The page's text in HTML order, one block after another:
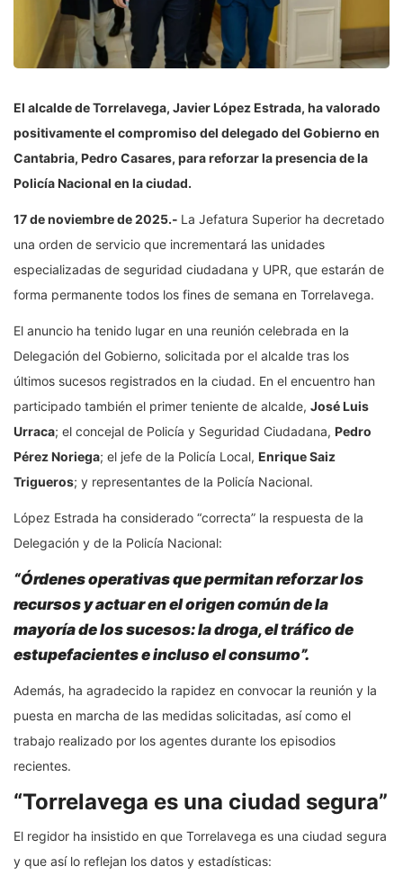
El alcalde de Torrelavega, Javier López Estrada, ha valorado
positivamente el compromiso del delegado del Gobierno en
Cantabria, Pedro Casares, para reforzar la presencia de la
Policía Nacional en la ciudad.
17 de noviembre de 2025.- La Jefatura Superior ha decretado
una orden de servicio que incrementará las unidades
especializadas de seguridad ciudadana y UPR, que estarán de
forma permanente todos los fines de semana en Torrelavega.
El anuncio ha tenido lugar en una reunión celebrada en la
Delegación del Gobierno, solicitada por el alcalde tras los
últimos sucesos registrados en la ciudad. En el encuentro han
participado también el primer teniente de alcalde, José Luis
Urraca; el concejal de Policía y Seguridad Ciudadana, Pedro
Pérez Noriega; el jefe de la Policía Local, Enrique Saiz
Trigueros; y representantes de la Policía Nacional.
López Estrada ha considerado “correcta” la respuesta de la
Delegación y de la Policía Nacional:
“Órdenes operativas que permitan reforzar los
recursos y actuar en el origen común de la
mayoría de los sucesos: la droga, el tráfico de
estupefacientes e incluso el consumo”.
Además, ha agradecido la rapidez en convocar la reunión y la
puesta en marcha de las medidas solicitadas, así como el
trabajo realizado por los agentes durante los episodios
recientes.
“Torrelavega es una ciudad segura”
El regidor ha insistido en que Torrelavega es una ciudad segura
y que así lo reflejan los datos y estadísticas: